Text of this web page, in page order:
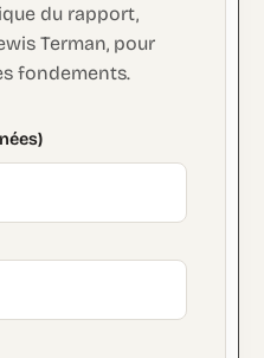
du rapport,
Terman, pour
fondements.